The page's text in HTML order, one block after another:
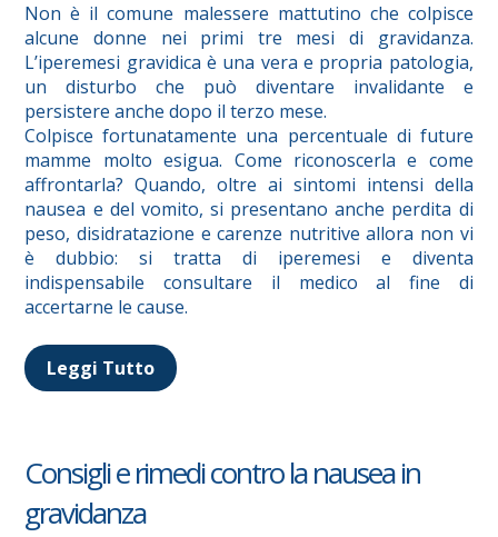
Non è il comune malessere mattutino che colpisce
alcune donne nei primi tre mesi di gravidanza.
L’iperemesi gravidica è una vera e propria patologia,
un disturbo che può diventare invalidante e
persistere anche dopo il terzo mese.
Colpisce fortunatamente una percentuale di future
mamme molto esigua. Come riconoscerla e come
affrontarla? Quando, oltre ai sintomi intensi della
nausea e del vomito, si presentano anche perdita di
peso, disidratazione e carenze nutritive allora non vi
è dubbio: si tratta di iperemesi e diventa
indispensabile consultare il medico al fine di
accertarne le cause.
Leggi Tutto
Consigli e rimedi contro la nausea in
gravidanza